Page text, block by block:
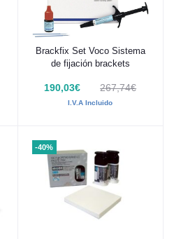
Añadir al carrito
Brackfix Set Voco Sistema
de fijación brackets
190,03€ 267,74€
I.V.A Incluido
-40%